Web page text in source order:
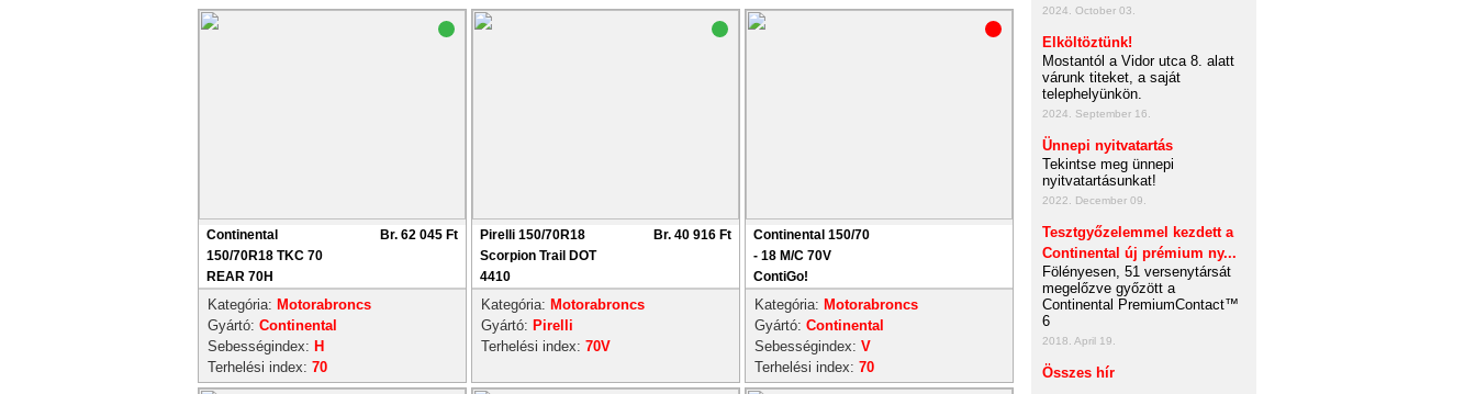
Continental
150/70R18 TKC 70
REAR 70H
Br. 62 045 Ft
Kategória: Motorabroncs
Gyártó: Continental
Sebességindex: H
Terhelési index: 70
Pirelli 150/70R18
Scorpion Trail DOT
4410
Br. 40 916 Ft
Kategória: Motorabroncs
Gyártó: Pirelli
Terhelési index: 70V
Continental 150/70
- 18 M/C 70V
ContiGo!
Kategória: Motorabroncs
Gyártó: Continental
Sebességindex: V
Terhelési index: 70
2024. October 03.
Elköltöztünk!
Mostantól a Vidor utca 8. alatt
várunk titeket, a saját
telephelyünkön.
2024. September 16.
Ünnepi nyitvatartás
Tekintse meg ünnepi
nyitvatartásunkat!
2022. December 09.
Tesztgyőzelemmel kezdett a
Continental új prémium ny...
Fölényesen, 51 versenytársát
megelőzve győzött a
Continental PremiumContact™
6
2018. April 19.
Összes hír